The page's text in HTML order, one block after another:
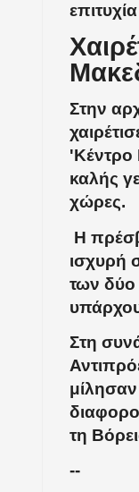
Στην
'Κέντρο
καλής
χώρες.
Η
ισχυρή
των δύο
Στη
τη
--